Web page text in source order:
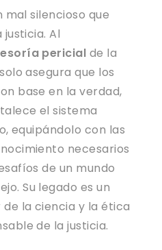
mal silencioso que
Al
pericial de la
asegura que los
base en la verdad,
el sistema
equipándolo con las
necesarios
de un mundo
Su legado es un
la ciencia y la ética
de la justicia.